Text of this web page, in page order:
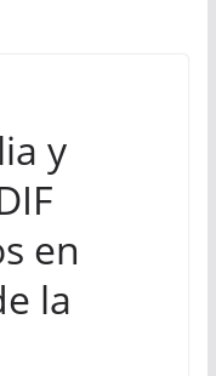
y
en
la